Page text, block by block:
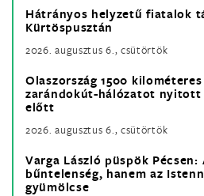
Hátrányos helyzetű fiatalok
Kürtöspusztán
2026. augusztus 6., csütörtök
Olaszország 1500
zarándokút-hálózatot nyitott
előtt
2026. augusztus 6., csütörtök
Varga László püspök Pécsen:
bűntelenség, hanem az
gyümölcse